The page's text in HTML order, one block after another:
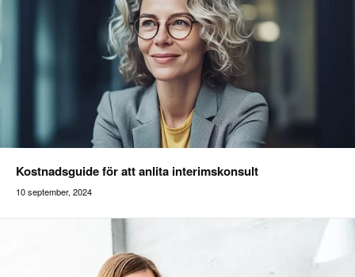
Addilon
Kostnadsguide för att anlita interimskonsult
10 september, 2024